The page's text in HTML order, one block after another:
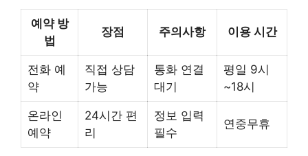
예약 방
법
장점 주의사항 이용 시간
전화 예
약
직접 상담
가능
통화 연결
대기
평일 9시
~18시
온라인
예약
24시간 편
리
정보 입력
필수
연중무휴